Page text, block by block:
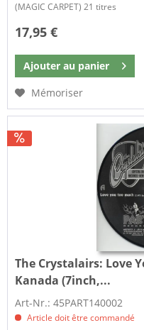
(MAGIC CARPET) 21 titres
17,95 €
Ajouter au panier
Mémoriser
The Crystalairs: Love
Kanada (7inch,...
Art-Nr.: 45PART140002
Article doit être commandé